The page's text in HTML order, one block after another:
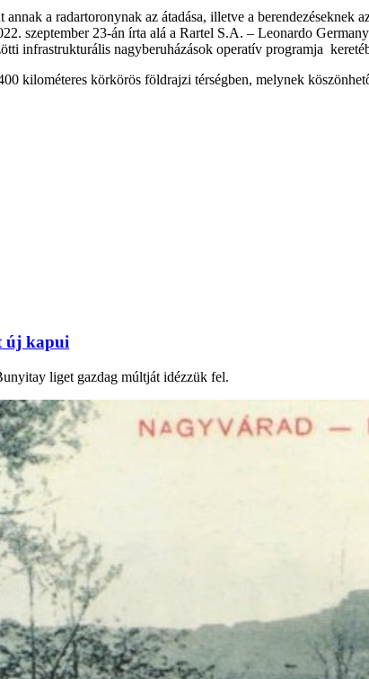
a radartoronynak az átadása, illetve a berendezéseknek
szeptember 23-án írta alá a Rartel S.A. – Leonardo
infrastrukturális nagyberuházások operatív programja
kilométeres körkörös földrajzi térségben, melynek
új kapui
liget gazdag múltját idézzük fel.